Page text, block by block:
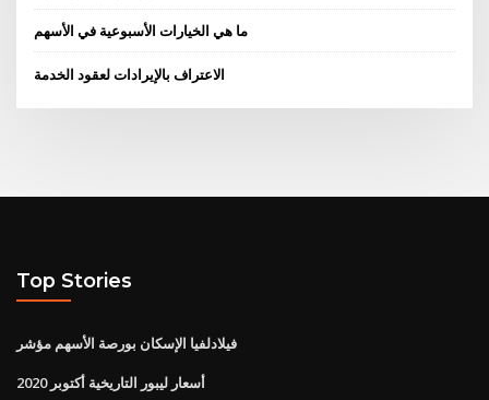
ما هي الخيارات الأسبوعية في الأسهم
الاعتراف بالإيرادات لعقود الخدمة
Top Stories
فيلادلفيا الإسكان بورصة الأسهم مؤشر
أسعار ليبور التاريخية أكتوبر 2020